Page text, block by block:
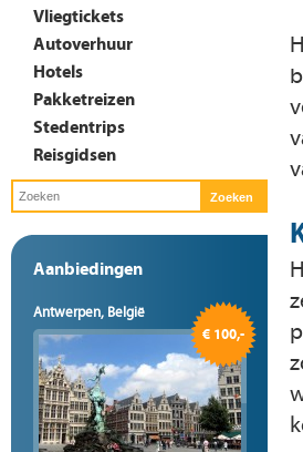
Vliegtickets
Autoverhuur
Hotels
Pakketreizen
Stedentrips
Reisgidsen
Aanbiedingen
Antwerpen, België
€ 100,-